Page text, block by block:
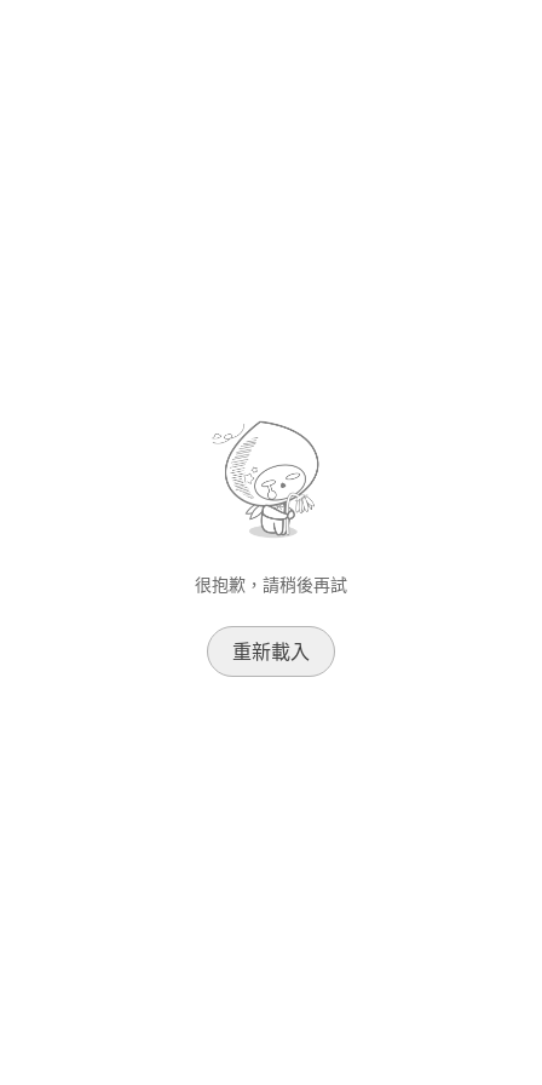
很抱歉，請稍後再試
重新載入